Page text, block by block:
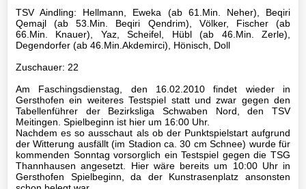
TSV
Gaststätte
Sponsoren
Terminkalender
Fotogalerie
TSV Aindling: Hellmann, Eweka (ab 61.Min. Neher), Beqiri
Qemajl (ab 53.Min. Beqiri Qendrim), Völker, Fischer (ab
66.Min. Knauer), Yaz, Scheifel, Hübl (ab 46.Min. Zerle),
Degendorfer (ab 46.Min.Akdemirci), Hönisch, Doll
Zuschauer: 22
Am Faschingsdienstag, den 16.02.2010 findet wieder in
Gersthofen ein weiteres Testspiel statt und zwar gegen den
Tabellenführer der Bezirksliga Schwaben Nord, den TSV
Meitingen. Spielbeginn ist hier um 16:00 Uhr.
Nachdem es so ausschaut als ob der Punktspielstart aufgrund
der Witterung ausfällt (im Stadion ca. 30 cm Schnee) wurde für
kommenden Sonntag vorsorglich ein Testspiel gegen die TSG
Thannhausen angesetzt. Hier wäre bereits um 10:00 Uhr in
Gersthofen Spielbeginn, da der Kunstrasenplatz ansonsten